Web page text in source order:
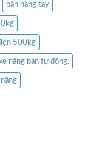
bàn nâng tay
500kg
nâng bán tự động.